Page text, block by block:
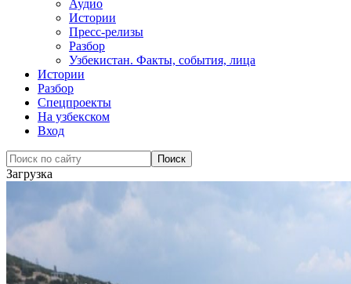
Аудио
Истории
Пресс-релизы
Разбор
Узбекистан. Факты, события, лица
Истории
Разбор
Спецпроекты
На узбекском
Вход
Загрузка